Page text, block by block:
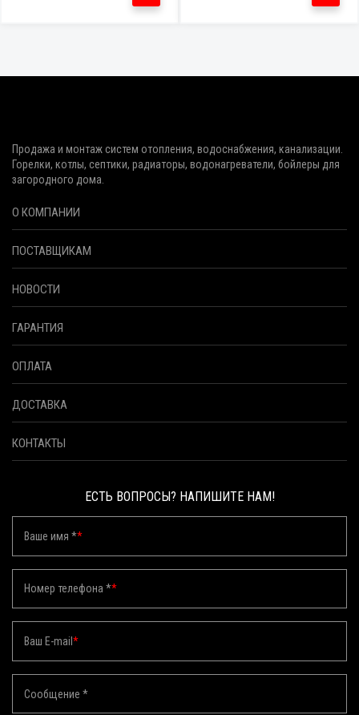
Продажа и монтаж систем отопления, водоснабжения, канализации.
Горелки, котлы, септики, радиаторы, водонагреватели, бойлеры для
загородного дома.
О КОМПАНИИ
ПОСТАВЩИКАМ
НОВОСТИ
ГАРАНТИЯ
ОПЛАТА
ДОСТАВКА
КОНТАКТЫ
ЕСТЬ ВОПРОСЫ? НАПИШИТЕ НАМ!
Ваше имя **
Номер телефона **
Ваш E-mail *
Сообщение *